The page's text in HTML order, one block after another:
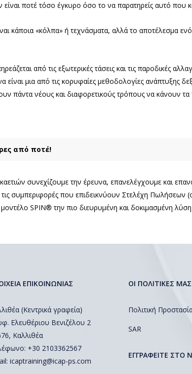
ποτέ τόσο έγκυρο όσο το να παρατηρείς αυτό που
κάποια «κόλπα» ή τεχνάσματα, αλλά το αποτέλεσμα
από τις εξωτερικές τάσεις και τις παροδικές
είναι μια από τις κορυφαίες μεθοδολογίες ανάπτυξης
πάντα νέους και διαφορετικούς τρόπους να κάνουν
από ποτέ!
συνεχίζουμε την έρευνα, επανελέγχουμε και
συμπεριφορές που επιδεικνύουν Στελέχη Πωλήσεων
SPIN® την πιο διευρυμένη και δοκιμασμένη
ΕΠΙΚΟΙΝΩΝΙΑΣ
(Κεντρικά γραφεία)
Ελευθέριου Βενιζέλου 2
Καλλιθέα
+30 2103362567
icaptraining@icap-ps.com
ΟΙ ΠΟΛΙΤΙΚΕΣ ΜΑΣ
Πολιτική
SAR
EΓΓΡΑΦΕΙΤΕ ΣΤΟ